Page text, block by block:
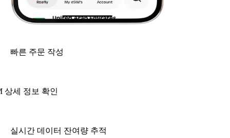
빠른 주문 작성
상세 정보 확인
실시간 데이터 잔여량 추적